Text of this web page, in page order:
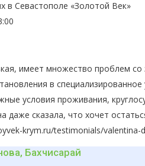
в Севастополе «Золотой Век»
имеет множество проблем
в
условия проживания,
даже сказала, что хочет
krym.ru/testimonials/valentina-
Бахчисарай